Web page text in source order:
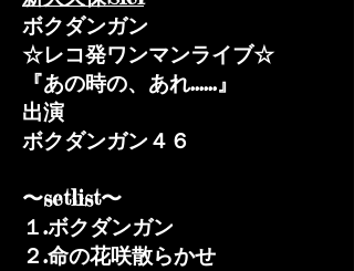
ボクダンガン
☆レコ発ワンマンライブ☆
『あの時の、あれ......』
出演​
ボクダンガン４６
〜setlist〜
１.ボクダンガン
２.命の花咲散らかせ